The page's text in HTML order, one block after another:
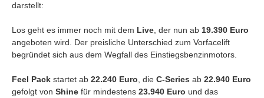
darstellt:
Los geht es immer noch mit dem Live, der nun ab 19.390 Euro
angeboten wird. Der preisliche Unterschied zum Vorfacelift
begründet sich aus dem Wegfall des Einstiegsbenzinmotors.
Feel Pack startet ab 22.240 Euro, die C-Series ab 22.940 Euro
gefolgt von Shine für mindestens 23.940 Euro und das